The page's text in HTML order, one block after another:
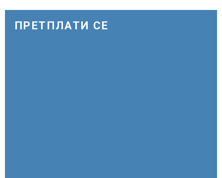
комбинација од фактори
ПРЕТПЛАТИ СЕ